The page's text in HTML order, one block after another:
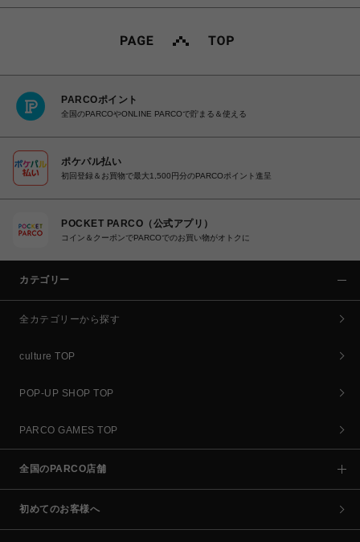
PARCOポイント
全国のPARCOやONLINE PARCOで貯まる＆使える
ポケパル払い
初回登録＆お買物で最大1,500円分のPARCOポイント進呈
POCKET PARCO（公式アプリ）
コイン＆クーポンでPARCOでのお買い物がオトクに
カテゴリー
全カテゴリーから探す
culture TOP
POP-UP SHOP TOP
PARCO GAMES TOP
全国のPARCO店舗
初めてのお客様へ